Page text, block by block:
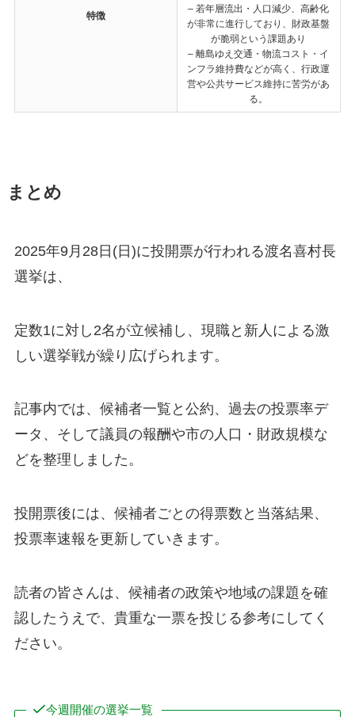
特徴
– 若年層流出・人口減少、高齢化
が非常に進行しており、財政基盤
が脆弱という課題あり
– 離島ゆえ交通・物流コスト・イ
ンフラ維持費などが高く、行政運
営や公共サービス維持に苦労があ
る。
まとめ
2025年9月28日(日)に投開票が行われる渡名喜村長
選挙は、
定数1に対し2名が立候補し、現職と新人による激
しい選挙戦が繰り広げられます。
記事内では、候補者一覧と公約、過去の投票率デ
ータ、そして議員の報酬や市の人口・財政規模な
どを整理しました。
投開票後には、候補者ごとの得票数と当落結果、
投票率速報を更新していきます。
読者の皆さんは、候補者の政策や地域の課題を確
認したうえで、貴重な一票を投じる参考にしてく
ださい。
今週開催の選挙一覧